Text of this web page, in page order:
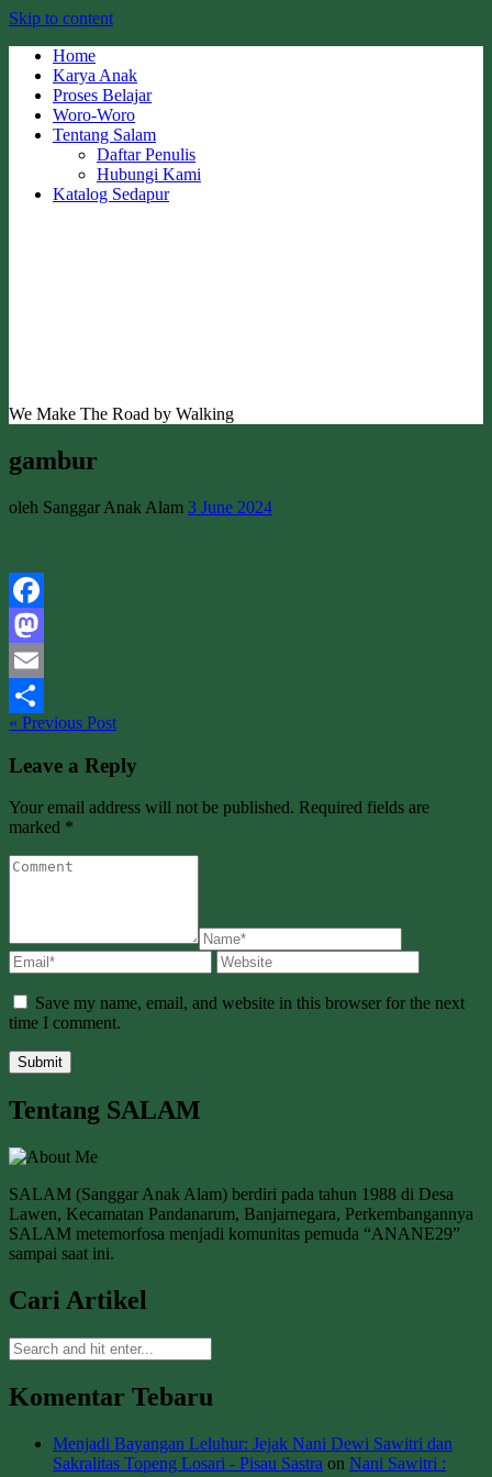
Skip to content
Home
Karya Anak
Proses Belajar
Woro-Woro
Tentang Salam
Daftar Penulis
Hubungi Kami
Katalog Sedapur
We Make The Road by Walking
gambur
oleh Sanggar Anak Alam 3 June 2024
Facebook
Mastodon
Email
Share
« Previous Post
Leave a Reply
Your email address will not be published. Required fields are
marked *
Save my name, email, and website in this browser for the next
time I comment.
Tentang SALAM
SALAM (Sanggar Anak Alam) berdiri pada tahun 1988 di Desa
Lawen, Kecamatan Pandanarum, Banjarnegara, Perkembangannya
SALAM metemorfosa menjadi komunitas pemuda “ANANE29”
sampai saat ini.
Cari Artikel
Komentar Tebaru
Menjadi Bayangan Leluhur: Jejak Nani Dewi Sawitri dan
Sakralitas Topeng Losari - Pisau Sastra on Nani Sawitri :